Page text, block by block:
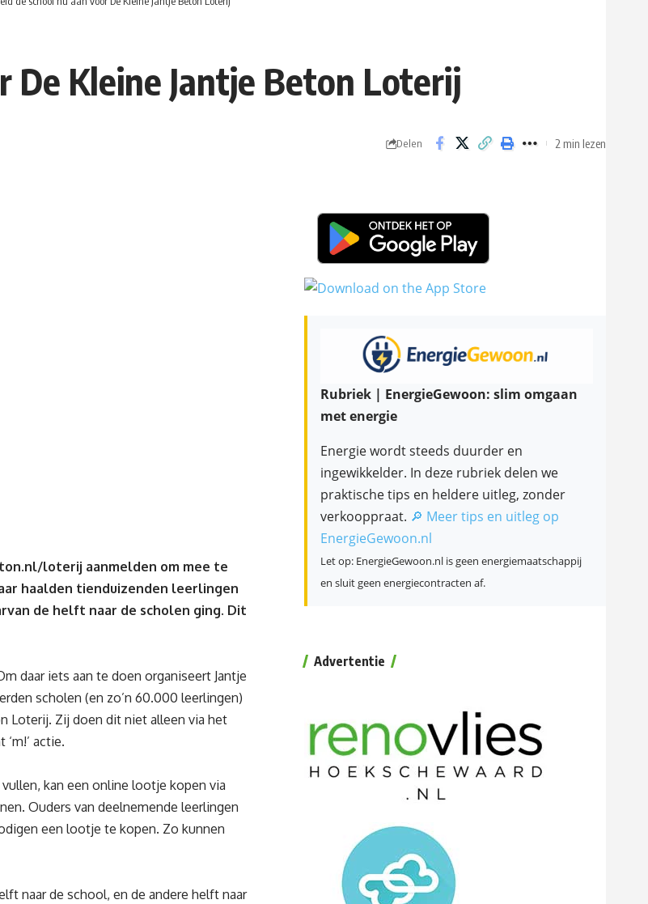
De Kleine Jantje Beton Loterij
Delen 2 min lezen
loterij aanmelden om mee te
haalden tienduizenden leerlingen
de helft naar de scholen ging. Dit
daar iets aan te doen organiseert Jantje
scholen (en zo’n 60.000 leerlingen)
Loterij. Zij doen dit niet alleen via het
actie.
kan een online lootje kopen via
Ouders van deelnemende leerlingen
een lootje te kopen. Zo kunnen
naar de school, en de andere helft naar
Rubriek | EnergieGewoon: slim omgaan
met energie
Energie wordt steeds duurder en
ingewikkelder. In deze rubriek delen we
praktische tips en heldere uitleg, zonder
verkooppraat. 🔎 Meer tips en uitleg op
EnergieGewoon.nl
Let op: EnergieGewoon.nl is geen energiemaatschappij
en sluit geen energiecontracten af.
Advertentie